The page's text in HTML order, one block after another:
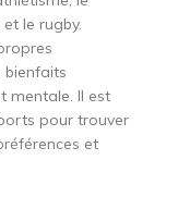
le rugby.
bienfaits
mentale. Il est
pour trouver
et